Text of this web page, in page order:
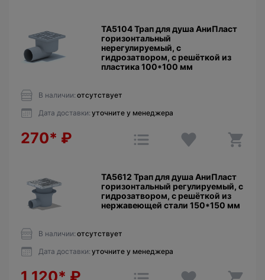
TA5104 Трап для душа АниПласт
горизонтальный
нерегулируемый, с
гидрозатвором, с решёткой из
пластика 100*100 мм
В наличии: отсутствует
Дата доставки: уточните у менеджера
270* ₽
TA5612 Трап для душа АниПласт
горизонтальный регулируемый, с
гидрозатвором, с решёткой из
нержавеющей стали 150*150 мм
В наличии: отсутствует
Дата доставки: уточните у менеджера